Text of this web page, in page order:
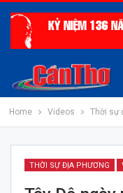
Home Videos Thời sự
THỜI SỰ ĐỊA PHƯƠNG